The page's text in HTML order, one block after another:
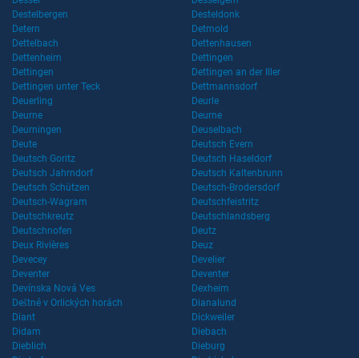
Destelbergen
Desteldonk
Detern
Detmold
Dettelbach
Dettenhausen
Dettenheim
Dettingen
Dettingen
Dettingen an der Iller
Dettingen unter Teck
Dettmannsdorf
Deuerling
Deurle
Deurne
Deurne
Deurningen
Deuselbach
Deute
Deutsch Evern
Deutsch Goritz
Deutsch Haseldorf
Deutsch Jahrndorf
Deutsch Kaltenbrunn
Deutsch Schützen
Deutsch-Brodersdorf
Deutsch-Wagram
Deutschfeistritz
Deutschkreutz
Deutschlandsberg
Deutschnofen
Deutz
Deux Rivières
Deuz
Devecey
Develier
Deventer
Deventer
Devínska Nová Ves
Dexheim
Deštné v Orlických horách
Dianalund
Diant
Dickweiler
Didam
Diebach
Dieblich
Dieburg